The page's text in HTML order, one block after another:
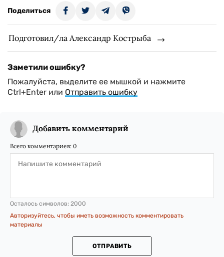
Поделиться
Подготовил/ла Александр Кострыба
Заметили ошибку?
Пожалуйста, выделите ее мышкой и нажмите
Ctrl+Enter или Отправить ошибку
Добавить комментарий
Всего комментариев: 0
Осталось символов: 2000
Авторизуйтесь, чтобы иметь возможность комментировать
материалы
ОТПРАВИТЬ